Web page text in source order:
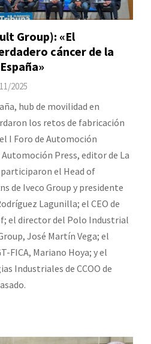
Group): «El
cáncer de la
2025
hub de movilidad en
los retos de fabricación
I Foro de Automoción
Press, editor de La
el Head of
de Iveco Group y presidente
Lagunilla; el CEO de
el director del Polo Industrial
José Martín Vega; el
FICA, Mariano Hoya; y el
Industriales de CCOO de